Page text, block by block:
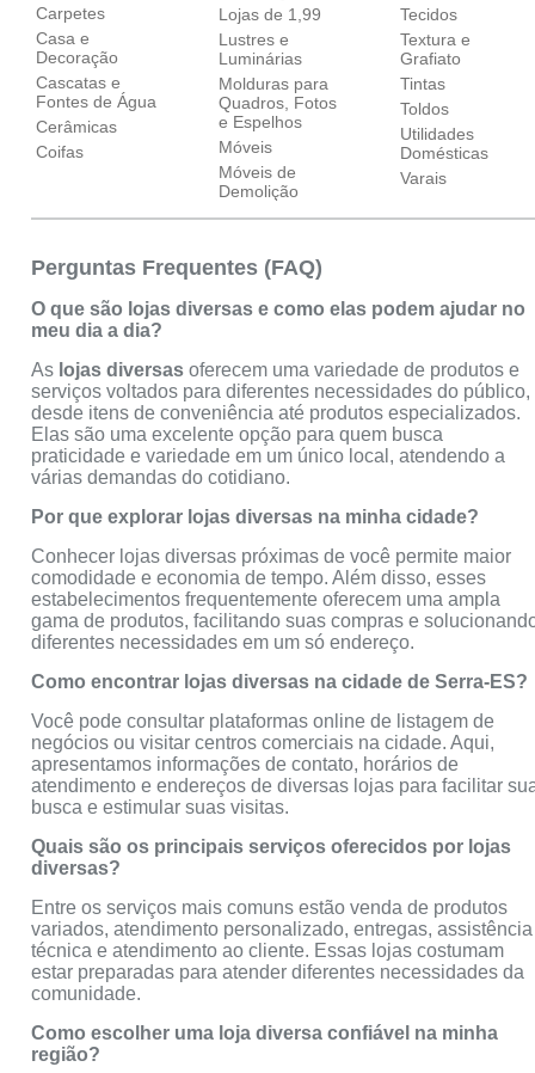
Carpetes
Casa e
Decoração
Cascatas e
Fontes de Água
Cerâmicas
Coifas
Lojas de 1,99
Lustres e
Luminárias
Molduras para
Quadros, Fotos
e Espelhos
Móveis
Móveis de
Demolição
Tecidos
Textura e
Grafiato
Tintas
Toldos
Utilidades
Domésticas
Varais
Perguntas Frequentes (FAQ)
O que são lojas diversas e como elas podem ajudar no
meu dia a dia?
As lojas diversas oferecem uma variedade de produtos e
serviços voltados para diferentes necessidades do público,
desde itens de conveniência até produtos especializados.
Elas são uma excelente opção para quem busca
praticidade e variedade em um único local, atendendo a
várias demandas do cotidiano.
Por que explorar lojas diversas na minha cidade?
Conhecer lojas diversas próximas de você permite maior
comodidade e economia de tempo. Além disso, esses
estabelecimentos frequentemente oferecem uma ampla
gama de produtos, facilitando suas compras e
diferentes necessidades em um só endereço.
Como encontrar lojas diversas na cidade de Serra-ES?
Você pode consultar plataformas online de listagem de
negócios ou visitar centros comerciais na cidade. Aqui,
apresentamos informações de contato, horários de
atendimento e endereços de diversas lojas para facilitar
busca e estimular suas visitas.
Quais são os principais serviços oferecidos por lojas
diversas?
Entre os serviços mais comuns estão venda de produtos
variados, atendimento personalizado, entregas, assistência
técnica e atendimento ao cliente. Essas lojas costumam
estar preparadas para atender diferentes necessidades da
comunidade.
Como escolher uma loja diversa confiável na minha
região?